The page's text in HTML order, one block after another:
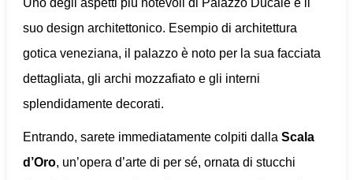
Uno degli aspetti più notevoli di Palazzo Ducale è il
suo design architettonico. Esempio di architettura
gotica veneziana, il palazzo è noto per la sua facciata
dettagliata, gli archi mozzafiato e gli interni
splendidamente decorati.
Entrando, sarete immediatamente colpiti dalla Scala
d’Oro, un’opera d’arte di per sé, ornata di stucchi